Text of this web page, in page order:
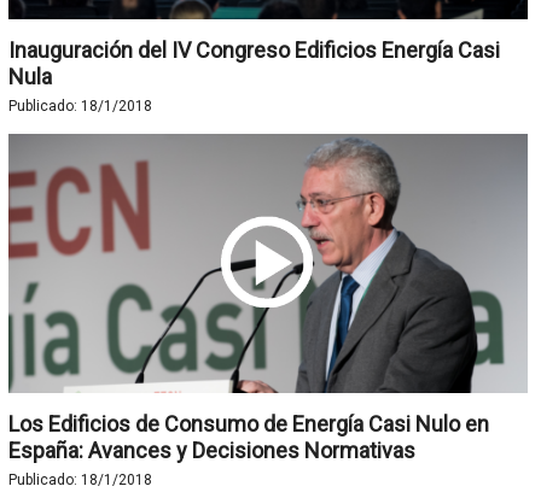
Inauguración del IV Congreso Edificios Energía Casi
Nula
Publicado: 18/1/2018
Los Edificios de Consumo de Energía Casi Nulo en
España: Avances y Decisiones Normativas
Publicado: 18/1/2018